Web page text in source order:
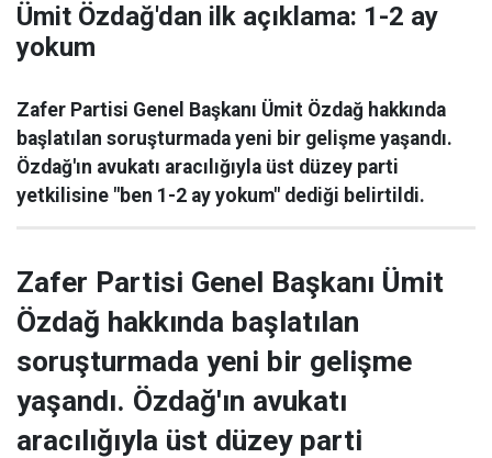
Ümit Özdağ'dan ilk açıklama: 1-2 ay
yokum
Zafer Partisi Genel Başkanı Ümit Özdağ hakkında
başlatılan soruşturmada yeni bir gelişme yaşandı.
Özdağ'ın avukatı aracılığıyla üst düzey parti
yetkilisine "ben 1-2 ay yokum" dediği belirtildi.
Zafer Partisi Genel Başkanı Ümit
Özdağ hakkında başlatılan
soruşturmada yeni bir gelişme
yaşandı. Özdağ'ın avukatı
aracılığıyla üst düzey parti